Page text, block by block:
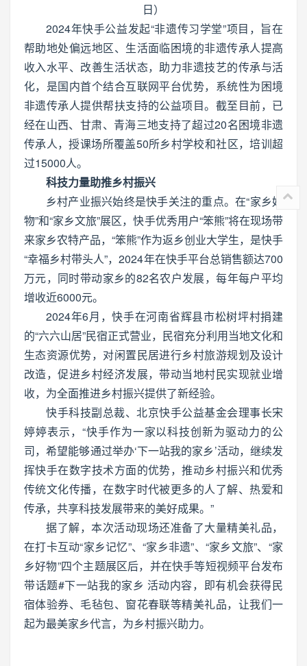
日）
2024年快手公益发起“非遗传习学堂”项目，旨在
帮助地处偏远地区、生活面临困境的非遗传承人提高
收入水平、改善生活状态，助力非遗技艺的传承与活
化，是国内首个结合互联网平台优势，系统性为困境
非遗传承人提供帮扶支持的公益项目。截至目前，已
经在山西、甘肃、青海三地支持了超过20名困境非遗
传承人，授课场所覆盖50所乡村学校和社区，培训超
过15000人。
科技力量助推乡村振兴
乡村产业振兴始终是快手关注的重点。在“家乡好
物”和“家乡文旅”展区，快手优秀用户“笨熊”将在现场带
来家乡农特产品，“笨熊”作为返乡创业大学生，是快手
“幸福乡村带头人”，2024年在快手平台总销售额达700
万元，同时带动家乡的82名农户发展，每年每户平均
增收近6000元。
2024年6月，快手在河南省辉县市松树坪村捐建
的“六六山居”民宿正式营业，民宿充分利用当地文化和
生态资源优势，对闲置民居进行乡村旅游规划及设计
改造，促进乡村经济发展，带动当地村民实现就业增
收，为全面推进乡村振兴提供了新经验。
快手科技副总裁、北京快手公益基金会理事长宋
婷婷表示，“快手作为一家以科技创新为驱动力的公
司，希望能够通过举办‘下一站我的家乡’活动，继续发
挥快手在数字技术方面的优势，推动乡村振兴和优秀
传统文化传播，在数字时代被更多的人了解、热爱和
传承，共享科技发展带来的美好成果。”
据了解，本次活动现场还准备了大量精美礼品，
在打卡互动“家乡记忆”、“家乡非遗”、“家乡文旅”、“家
乡好物”四个主题展区后，并在快手等短视频平台发布
带话题#下一站我的家乡 活动内容，即有机会获得民
宿体验券、毛毡包、窗花春联等精美礼品，让我们一
起为最美家乡代言，为乡村振兴助力。